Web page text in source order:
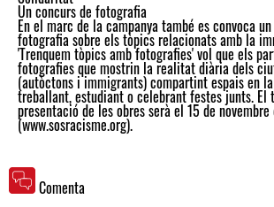
Un concurs de fotografia
En el marc de la campanya també es convoca
fotografia sobre els tòpics relacionats amb la
'Trenquem tòpics amb fotografies' vol que els
fotografies que mostrin la realitat diària dels
(autòctons i immigrants) compartint espais en
treballant, estudiant o celebrant festes junts. El
presentació de les obres serà el 15 de
(www.sosracisme.org).
Comenta